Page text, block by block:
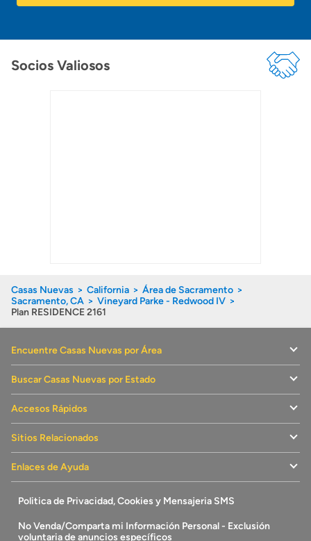
Socios Valiosos
Casas Nuevas California
Área de Sacramento
Sacramento, CA
Vineyard Parke - Redwood IV
Plan RESIDENCE 2161
Encuentre Casas Nuevas por Área
Buscar Casas Nuevas por Estado
Accesos Rápidos
Sitios Relacionados
Enlaces de Ayuda
Politica de Privacidad, Cookies y Mensajeria SMS
No Venda/Comparta mi Información Personal - Exclusión
voluntaria de anuncios específicos